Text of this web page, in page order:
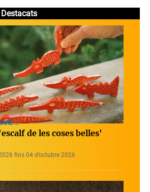
Destacats
...
de les coses belles'
fins 04 d’octubre 2026